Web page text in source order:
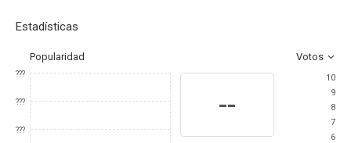
Estadísticas
Popularidad Votos
???
???
???
--
10
9
8
7
6